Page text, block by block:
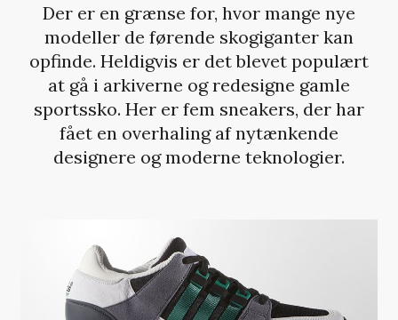
Der er en grænse for, hvor mange nye
modeller de førende skogiganter kan
opfinde. Heldigvis er det blevet populært
at gå i arkiverne og redesigne gamle
sportssko. Her er fem sneakers, der har
fået en overhaling af nytænkende
designere og moderne teknologier.